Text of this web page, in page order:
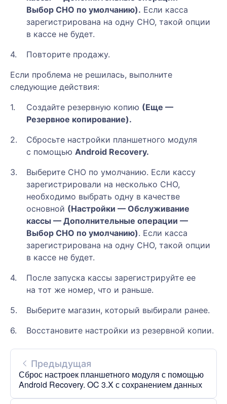
Выбор СНО по умолчанию). Если касса
зарегистрирована на одну СНО, такой опции
в кассе не будет.
Повторите продажу.
Если проблема не решилась, выполните
следующие действия:
Создайте резервную копию (Еще —
Резервное копирование).
Сбросьте настройки планшетного модуля
с помощью Android Recovery.
Выберите СНО по умолчанию. Если кассу
зарегистрировали на несколько СНО,
необходимо выбрать одну в качестве
основной (Настройки — Обслуживание
кассы — Дополнительные операции —
Выбор СНО по умолчанию). Если касса
зарегистрирована на одну СНО, такой опции
в кассе не будет.
После запуска кассы зарегистрируйте ее
на тот же номер, что и раньше.
Выберите магазин, который выбирали ранее.
Восстановите настройки из резервной копии.
Предыдущая
Сброс настроек планшетного модуля с помощью
Android Recovery. OC 3.X с сохранением данных